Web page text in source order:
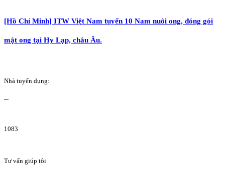
[Hồ Chí Minh] ITW Việt Nam tuyển 10 Nam nuôi ong, đóng gói
mật ong tại Hy Lạp, châu Âu.
Nhà tuyển dụng:
1083
Tư vấn giúp tôi